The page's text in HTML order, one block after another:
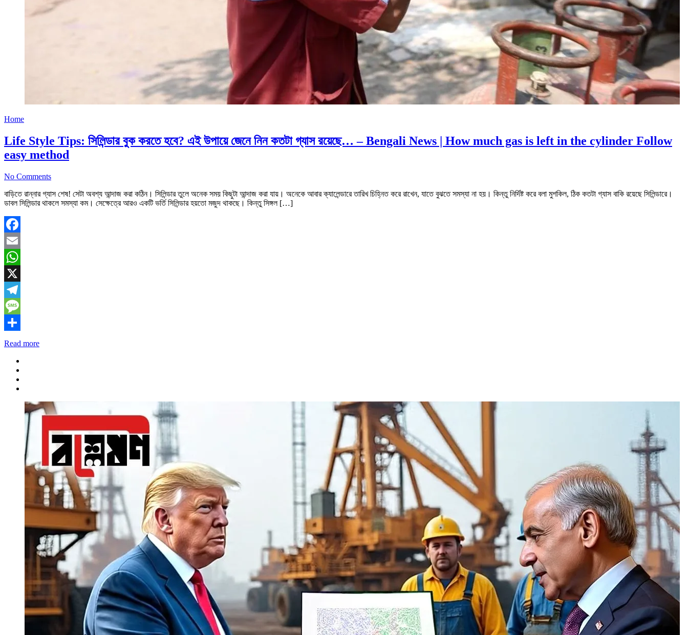
Home
Life Style Tips: সিলিন্ডার বুক করতে হবে? এই উপায়ে জেনে নিন কতটা গ্যাস রয়েছে… – Bengali News | How much gas is left in the cylinder Follow
easy method
No Comments
বাড়িতে রান্নার গ্যাস শেষ! সেটা অবশ্য আন্দাজ করা কঠিন। সিলিন্ডার তুলে অনেক সময় কিছুটা আন্দাজ করা যায়। অনেকে আবার ক্যালেন্ডারে তারিখ চিহ্নিত করে রাখেন, যাতে বুঝতে সমস্যা না হয়। কিন্তু নির্দিষ্ট করে বলা মুশকিল, ঠিক কতটা গ্যাস বাকি রয়েছে সিলিন্ডারে।
ডাবল সিলিন্ডার থাকলে সমস্যা কম। সেক্ষেত্রে আরও একটি ভর্তি সিলিন্ডার হয়তো মজুদ থাকছে। কিন্তু সিঙ্গল […]
Facebook
Email
WhatsApp
X
Telegram
Message
Share
Read more